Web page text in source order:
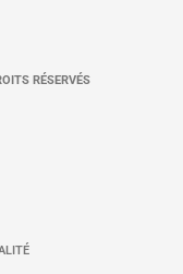
RÉSERVÉS